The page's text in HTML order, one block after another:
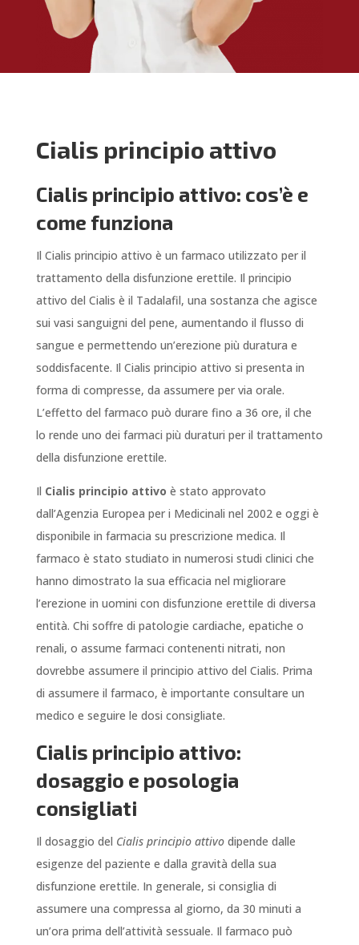
Cialis principio attivo
Cialis principio attivo: cos’è e
come funziona
Il Cialis principio attivo è un farmaco utilizzato per il
trattamento della disfunzione erettile. Il principio
attivo del Cialis è il Tadalafil, una sostanza che agisce
sui vasi sanguigni del pene, aumentando il flusso di
sangue e permettendo un’erezione più duratura e
soddisfacente. Il Cialis principio attivo si presenta in
forma di compresse, da assumere per via orale.
L’effetto del farmaco può durare fino a 36 ore, il che
lo rende uno dei farmaci più duraturi per il trattamento
della disfunzione erettile.
Il Cialis principio attivo è stato approvato
dall’Agenzia Europea per i Medicinali nel 2002 e oggi è
disponibile in farmacia su prescrizione medica. Il
farmaco è stato studiato in numerosi studi clinici che
hanno dimostrato la sua efficacia nel migliorare
l’erezione in uomini con disfunzione erettile di diversa
entità. Chi soffre di patologie cardiache, epatiche o
renali, o assume farmaci contenenti nitrati, non
dovrebbe assumere il principio attivo del Cialis. Prima
di assumere il farmaco, è importante consultare un
medico e seguire le dosi consigliate.
Cialis principio attivo:
dosaggio e posologia
consigliati
Il dosaggio del Cialis principio attivodipende dalle
esigenze del paziente e dalla gravità della sua
disfunzione erettile. In generale, si consiglia di
assumere una compressa al giorno, da 30 minuti a
un’ora prima dell’attività sessuale. Il farmaco può